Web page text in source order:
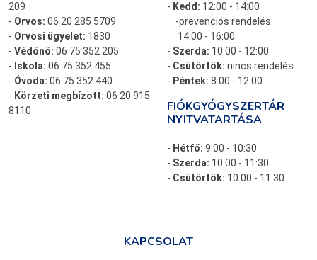
209
- Orvos: 06 20 285 5709
- Orvosi ügyelet: 1830
- Védőnő: 06 75 352 205
- Iskola: 06 75 352 455
- Óvoda: 06 75 352 440
- Körzeti megbízott: 06 20 915
8110
- Kedd: 12:00 - 14:00
-prevenciós rendelés:
14:00 - 16:00
- Szerda: 10:00 - 12:00
- Csütörtök: nincs rendelés
- Péntek: 8:00 - 12:00
FIÓKGYÓGYSZERTÁR
NYITVATARTÁSA
- Hétfő: 9:00 - 10:30
- Szerda: 10:00 - 11:30
- Csütörtök: 10:00 - 11:30
KAPCSOLAT